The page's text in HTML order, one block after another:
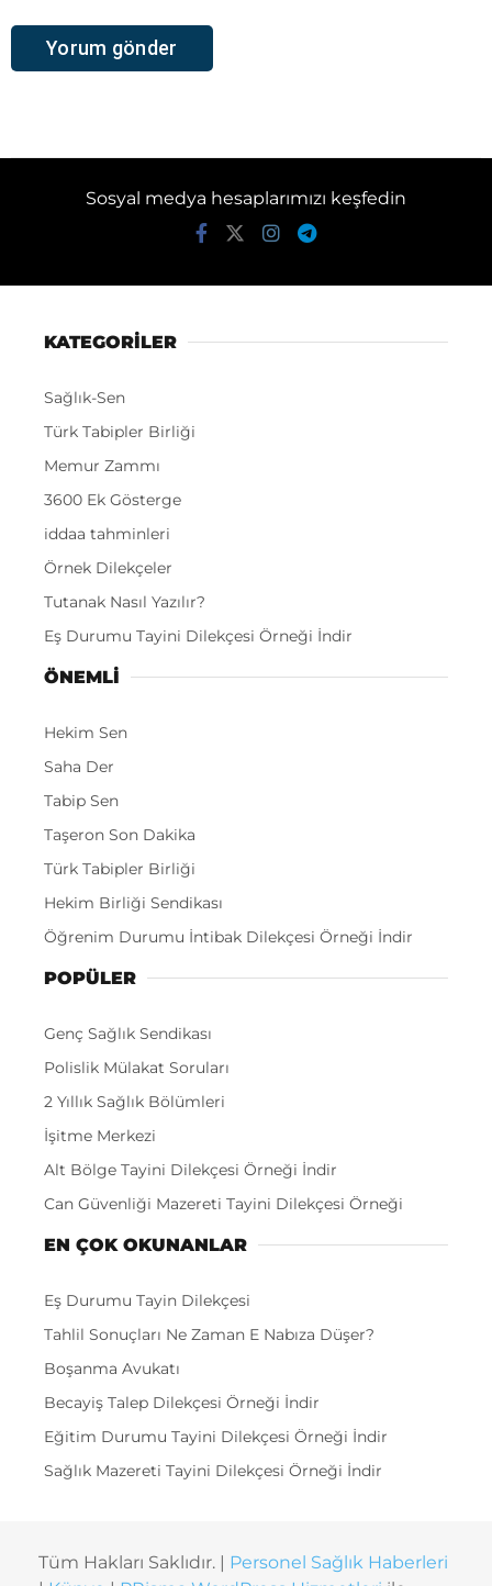
Sosyal medya hesaplarımızı keşfedin
KATEGORİLER
Sağlık-Sen
Türk Tabipler Birliği
Memur Zammı
3600 Ek Gösterge
iddaa tahminleri
Örnek Dilekçeler
Tutanak Nasıl Yazılır?
Eş Durumu Tayini Dilekçesi Örneği İndir
ÖNEMLI
Hekim Sen
Saha Der
Tabip Sen
Taşeron Son Dakika
Türk Tabipler Birliği
Hekim Birliği Sendikası
Öğrenim Durumu İntibak Dilekçesi Örneği İndir
POPÜLER
Genç Sağlık Sendikası
Polislik Mülakat Soruları
2 Yıllık Sağlık Bölümleri
İşitme Merkezi
Alt Bölge Tayini Dilekçesi Örneği İndir
Can Güvenliği Mazereti Tayini Dilekçesi Örneği
EN ÇOK OKUNANLAR
Eş Durumu Tayin Dilekçesi
Tahlil Sonuçları Ne Zaman E Nabıza Düşer?
Boşanma Avukatı
Becayiş Talep Dilekçesi Örneği İndir
Eğitim Durumu Tayini Dilekçesi Örneği İndir
Sağlık Mazereti Tayini Dilekçesi Örneği İndir
Tüm Hakları Saklıdır. | Personel Sağlık Haberleri